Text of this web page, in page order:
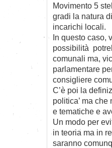
Movimento 5
gradi la natura
incarichi locali.
In questo caso,
possibilità
comunali ma,
parlamentare
consigliere
C’è poi la
politica’ ma
e tematiche e
Un modo per
in teoria ma in
saranno